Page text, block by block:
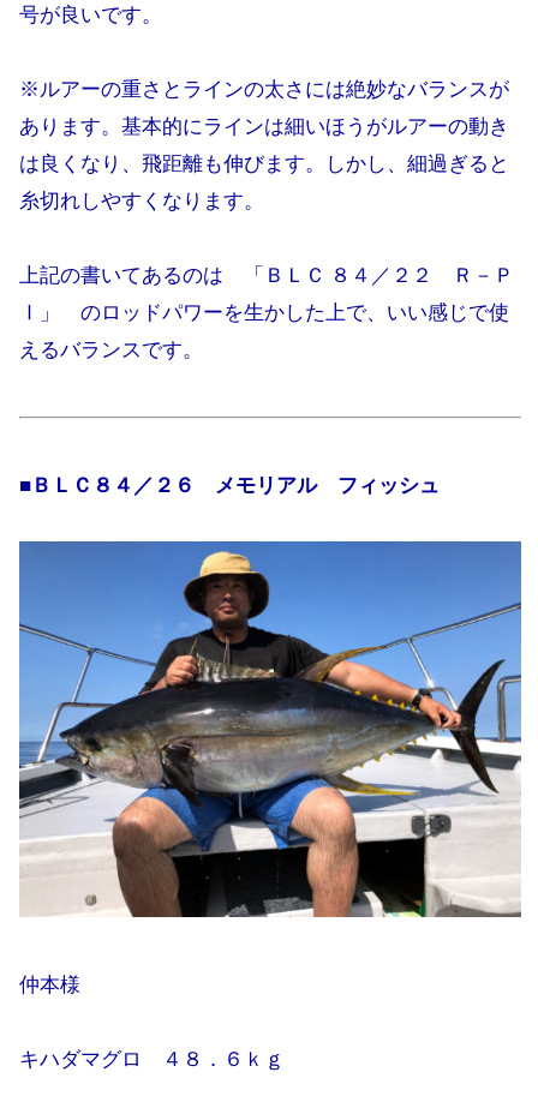
号が良いです。
※ルアーの重さとラインの太さには絶妙なバランスが
あります。基本的にラインは細いほうがルアーの動き
は良くなり、飛距離も伸びます。しかし、細過ぎると
糸切れしやすくなります。
上記の書いてあるのは 「ＢＬＣ ８４／２２ Ｒ－Ｐ
Ⅰ」 のロッドパワーを生かした上で、いい感じで使
えるバランスです。
■ＢＬＣ８４／２６ メモリアル フィッシュ
仲本様
キハダマグロ ４８．６ｋｇ